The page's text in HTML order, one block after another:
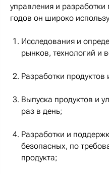
управления и
годов он широко
Исследования и
рынков, технологий и
Разработки
Выпуска продуктов и
раз в день;
Разработки и
безопасных, по
продукта;